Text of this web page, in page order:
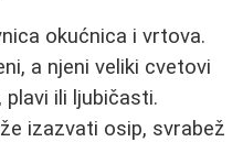
okućnica i vrtova.
a njeni veliki cvetovi
ili ljubičasti.
izazvati osip, svrabež